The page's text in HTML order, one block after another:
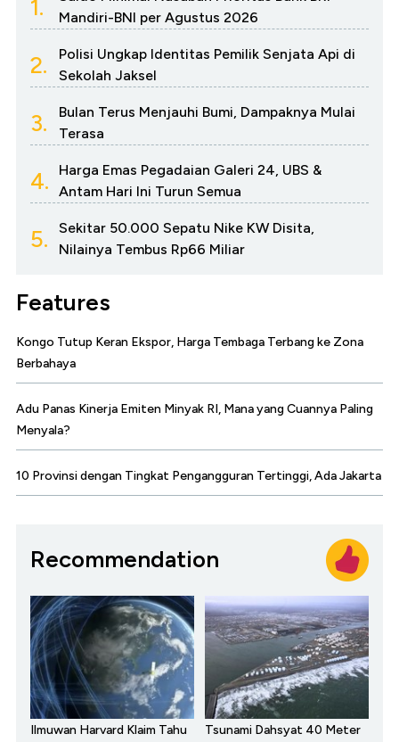
1.
Mandiri-BNI per Agustus 2026
2.
Polisi Ungkap Identitas Pemilik Senjata Api di
Sekolah Jaksel
3.
Bulan Terus Menjauhi Bumi, Dampaknya Mulai
Terasa
4.
Harga Emas Pegadaian Galeri 24, UBS &
Antam Hari Ini Turun Semua
5.
Sekitar 50.000 Sepatu Nike KW Disita,
Nilainya Tembus Rp66 Miliar
Features
Kongo Tutup Keran Ekspor, Harga Tembaga Terbang ke Zona
Berbahaya
Adu Panas Kinerja Emiten Minyak RI, Mana yang Cuannya Paling
Menyala?
10 Provinsi dengan Tingkat Pengangguran Tertinggi, Ada Jakarta
Recommendation
Ilmuwan Harvard Klaim Tahu
Tsunami Dahsyat 40 Meter